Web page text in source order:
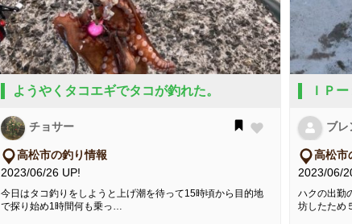
ようやくタコエギでタコが釣れた。
チョサー
高松市の釣り情報
2023/06/26 UP!
今日はタコ釣りをしようと上げ潮を待って15時頃から目的地
で探り始め1時間何も乗っ…
ＩＰ
ブレ
高松市
2023/06/
ハクの出勤
坊したため